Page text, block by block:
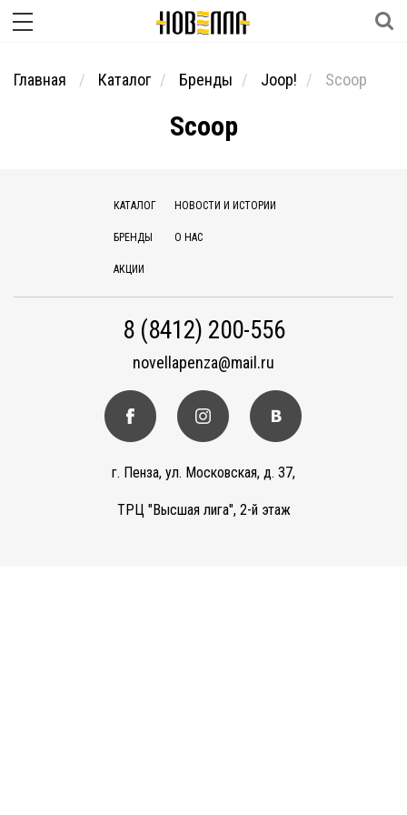
Главная Каталог Бренды Joop! Scoop
Scoop
КАТАЛОГ
БРЕНДЫ
АКЦИИ
НОВОСТИ И ИСТОРИИ
О НАС
8 (8412) 200-556
novellapenza@mail.ru
г. Пенза, ул. Московская, д. 37,
ТРЦ "Высшая лига", 2-й этаж